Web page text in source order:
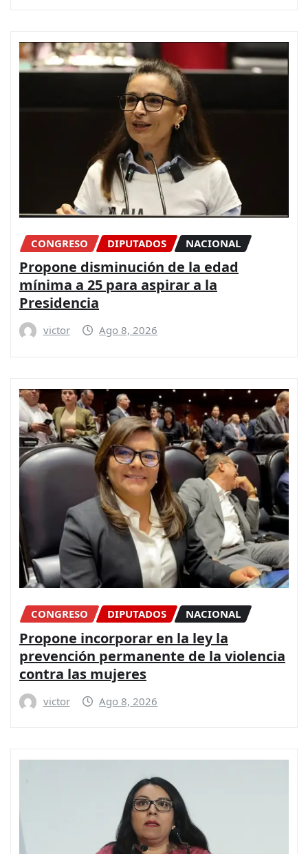
CONGRESO DIPUTADOS NACIONAL
Propone disminución de la edad
mínima a 25 para aspirar a la
Presidencia
victor Ago 8, 2026
CONGRESO DIPUTADOS NACIONAL
Propone incorporar en la ley la
prevención permanente de la violencia
contra las mujeres
victor Ago 8, 2026